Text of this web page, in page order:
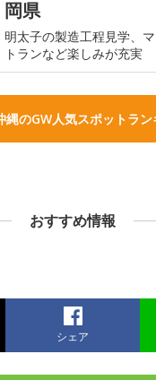
岡県
明太子の製造工程見学、
トランなど楽しみが充実
縄のGW人気スポットラン
おすすめ情報
シェア